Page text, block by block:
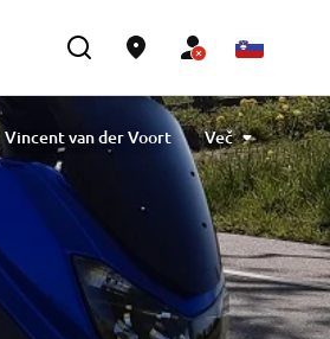
Vincent van der Voort
Magdalena Piskorz
Več